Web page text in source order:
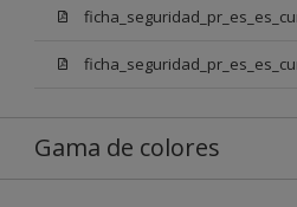
Gama de colores